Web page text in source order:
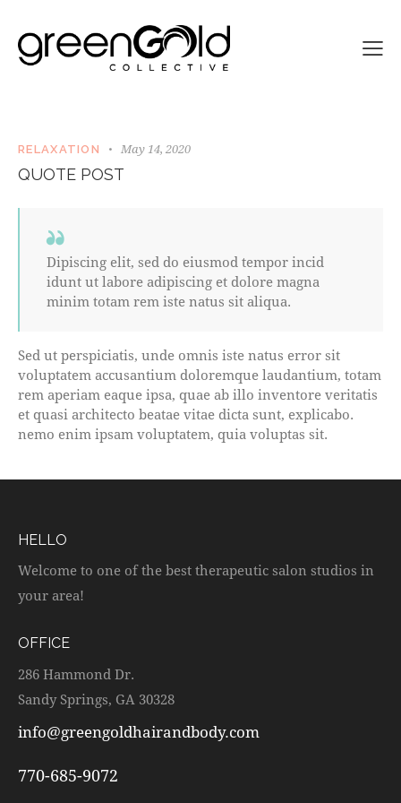
RELAXATION May 14, 2020
QUOTE POST
Dipiscing elit, sed do eiusmod tempor incid
idunt ut labore adipiscing et dolore magna
minim totam rem iste natus sit aliqua.
Sed ut perspiciatis, unde omnis iste natus error sit
voluptatem accusantium doloremque laudantium, totam
rem aperiam eaque ipsa, quae ab illo inventore veritatis
et quasi architecto beatae vitae dicta sunt, explicabo.
nemo enim ipsam voluptatem, quia voluptas sit.
HELLO
Welcome to one of the best therapeutic salon studios in
your area!
OFFICE
286 Hammond Dr.
Sandy Springs, GA 30328
info@greengoldhairandbody.com
770-685-9072